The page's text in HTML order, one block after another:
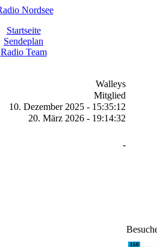
Startseite
Sendeplan
Radio Team
Walleys
Mitglied
10. Dezember 2025 - 15:35:12
20. März 2026 - 19:14:32
-
160